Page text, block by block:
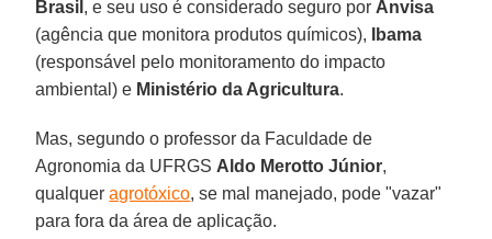
Brasil , e seu uso é considerado seguro por Anvisa
(agência que monitora produtos químicos),
Ibama
(responsável pelo monitoramento do impacto
ambiental) e Ministério da Agricultura.
Mas, segundo o professor da Faculdade de
Agronomia da UFRGS Aldo Merotto Júnior,
qualqueragrotóxico, se mal manejado, pode "vazar"
para fora da área de aplicação.